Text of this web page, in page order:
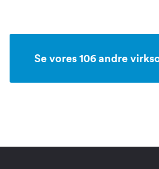
Se vores 106 andre